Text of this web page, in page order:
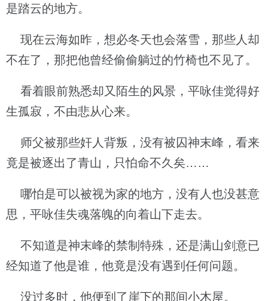
是踏云的地方。
现在云海如昨，想必冬天也会落雪，那些人却
不在了，那把他曾经偷偷躺过的竹椅也不见了。
看着眼前熟悉却又陌生的风景，平咏佳觉得好
生孤寂，不由悲从心来。
师父被那些奸人背叛，没有被囚神末峰，看来
竟是被逐出了青山，只怕命不久矣……
哪怕是可以被视为家的地方，没有人也没甚意
思，平咏佳失魂落魄的向着山下走去。
不知道是神末峰的禁制特殊，还是满山剑意已
经知道了他是谁，他竟是没有遇到任何问题。
没过多时，他便到了崖下的那间小木屋。